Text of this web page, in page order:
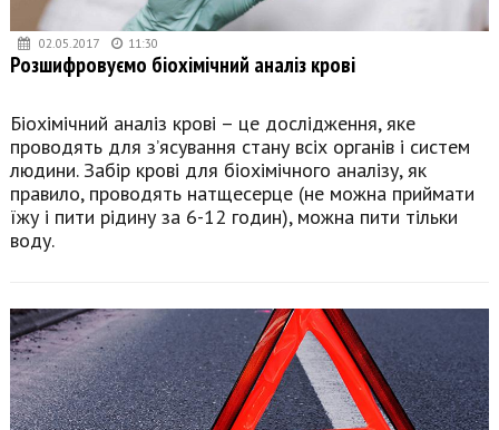
02.05.2017 11:30
Розшифровуємо біохімічний аналіз крові
Біохімічний аналіз крові – це дослідження, яке
проводять для з’ясування стану всіх органів і систем
людини. Забір крові для біохімічного аналізу, як
правило, проводять натщесерце (не можна приймати
їжу і пити рідину за 6-12 годин), можна пити тільки
воду.